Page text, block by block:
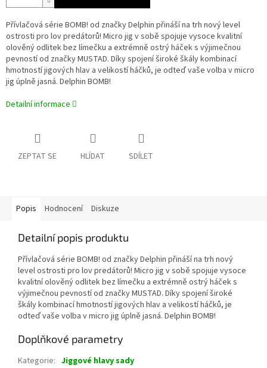
Přívlačová série BOMB! od značky Delphin přináší na trh nový level
ostrosti pro lov predátorů! Micro jig v sobě spojuje vysoce kvalitní
olověný odlitek bez límečku a extrémně ostrý háček s výjimečnou
pevností od značky MUSTAD. Díky spojení široké škály kombinací
hmotností jigových hlav a velikostí háčků, je odteď vaše volba v micro
jig úplně jasná. Delphin BOMB!
Detailní informace
ZEPTAT SE HLÍDAT SDÍLET
Popis Hodnocení Diskuze
Detailní popis produktu
Přívlačová série BOMB! od značky Delphin přináší na trh nový
level ostrosti pro lov predátorů! Micro jig v sobě spojuje vysoce
kvalitní olověný odlitek bez límečku a extrémně ostrý háček s
výjimečnou pevností od značky MUSTAD. Díky spojení široké
škály kombinací hmotností jigových hlav a velikostí háčků, je
odteď vaše volba v micro jig úplně jasná. Delphin BOMB!
Doplňkové parametry
Kategorie: Jiggové hlavy sady